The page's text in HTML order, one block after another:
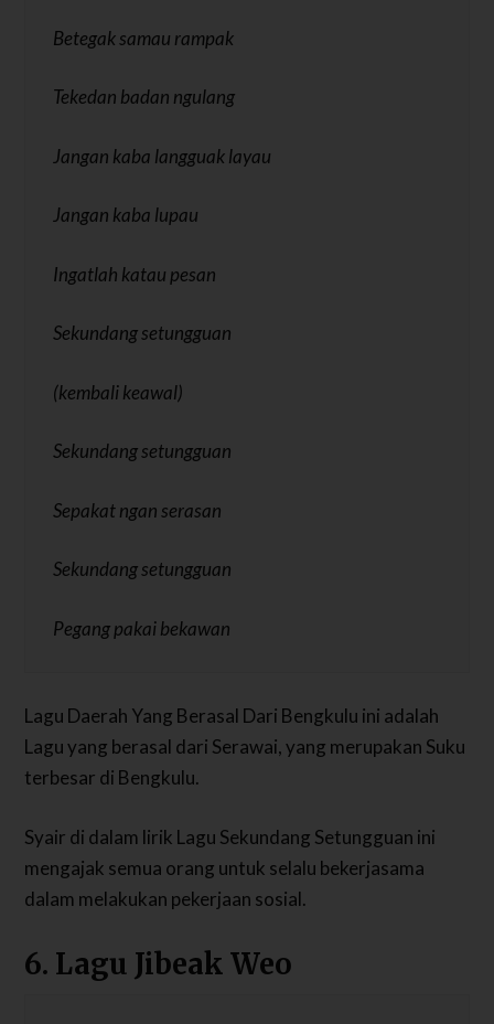
Betegak samau rampak
Tekedan badan ngulang
Jangan kaba langguak layau
Jangan kaba lupau
Ingatlah katau pesan
Sekundang setungguan
(kembali keawal)
Sekundang setungguan
Sepakat ngan serasan
Sekundang setungguan
Pegang pakai bekawan
Lagu Daerah Yang Berasal Dari Bengkulu ini adalah
Lagu yang berasal dari Serawai, yang merupakan Suku
terbesar di Bengkulu.
Syair di dalam lirik Lagu Sekundang Setungguan ini
mengajak semua orang untuk selalu bekerjasama
dalam melakukan pekerjaan sosial.
6. Lagu Jibeak Weo